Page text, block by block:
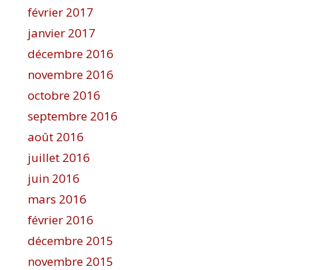
février 2017
janvier 2017
décembre 2016
novembre 2016
octobre 2016
septembre 2016
août 2016
juillet 2016
juin 2016
mars 2016
février 2016
décembre 2015
novembre 2015